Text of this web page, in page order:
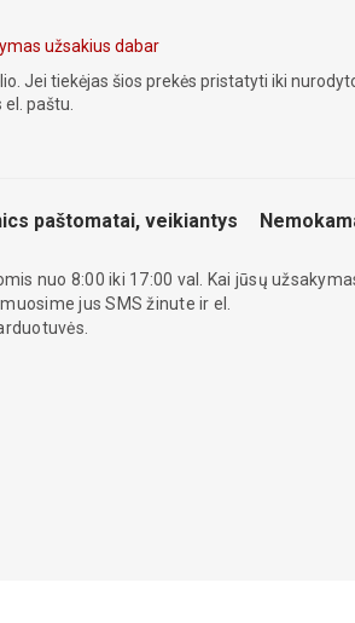
užsakius dabar
Jei tiekėjas šios prekės pristatyti iki
paštu.
paštomatai, veikiantys
nuo 8:00 iki 17:00 val. Kai jūsų
jus SMS žinute ir el.